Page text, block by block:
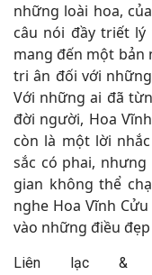
những loài hoa,
câu nói đầy triết lý
mang đến một bản
tri ân đối với
Với những ai đã
đời người, Hoa
còn là một lời
sắc có phai,
gian không thể
nghe Hoa Vĩnh
vào những điều
Liên lạc &